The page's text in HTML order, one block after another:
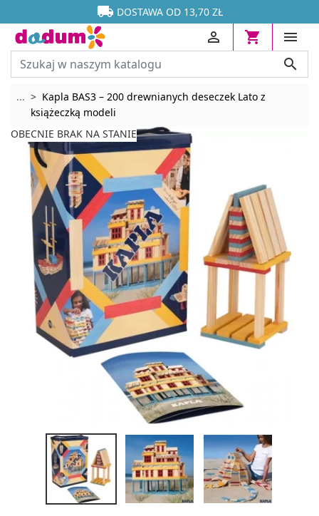

 DOSTAWA OD 13,70 ZŁ






... Rozwiń breadcrumbs
Kapla BAS3 – 200 drewnianych deseczek Lato z
książeczką modeli
OBECNIE BRAK NA STANIE